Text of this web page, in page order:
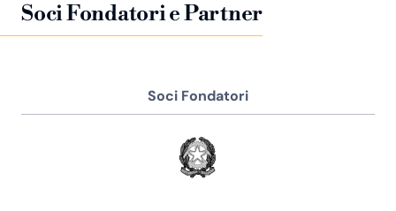
Soci Fondatori e Partner
Soci Fondatori